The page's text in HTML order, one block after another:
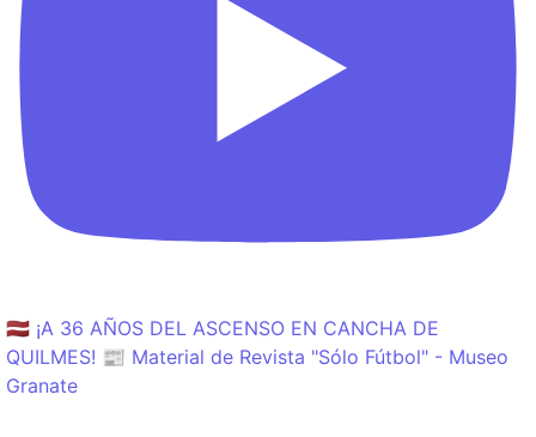
🇱🇻 ¡A 36 AÑOS DEL ASCENSO EN CANCHA DE
QUILMES! 📰 Material de Revista "Sólo Fútbol" - Museo
Granate